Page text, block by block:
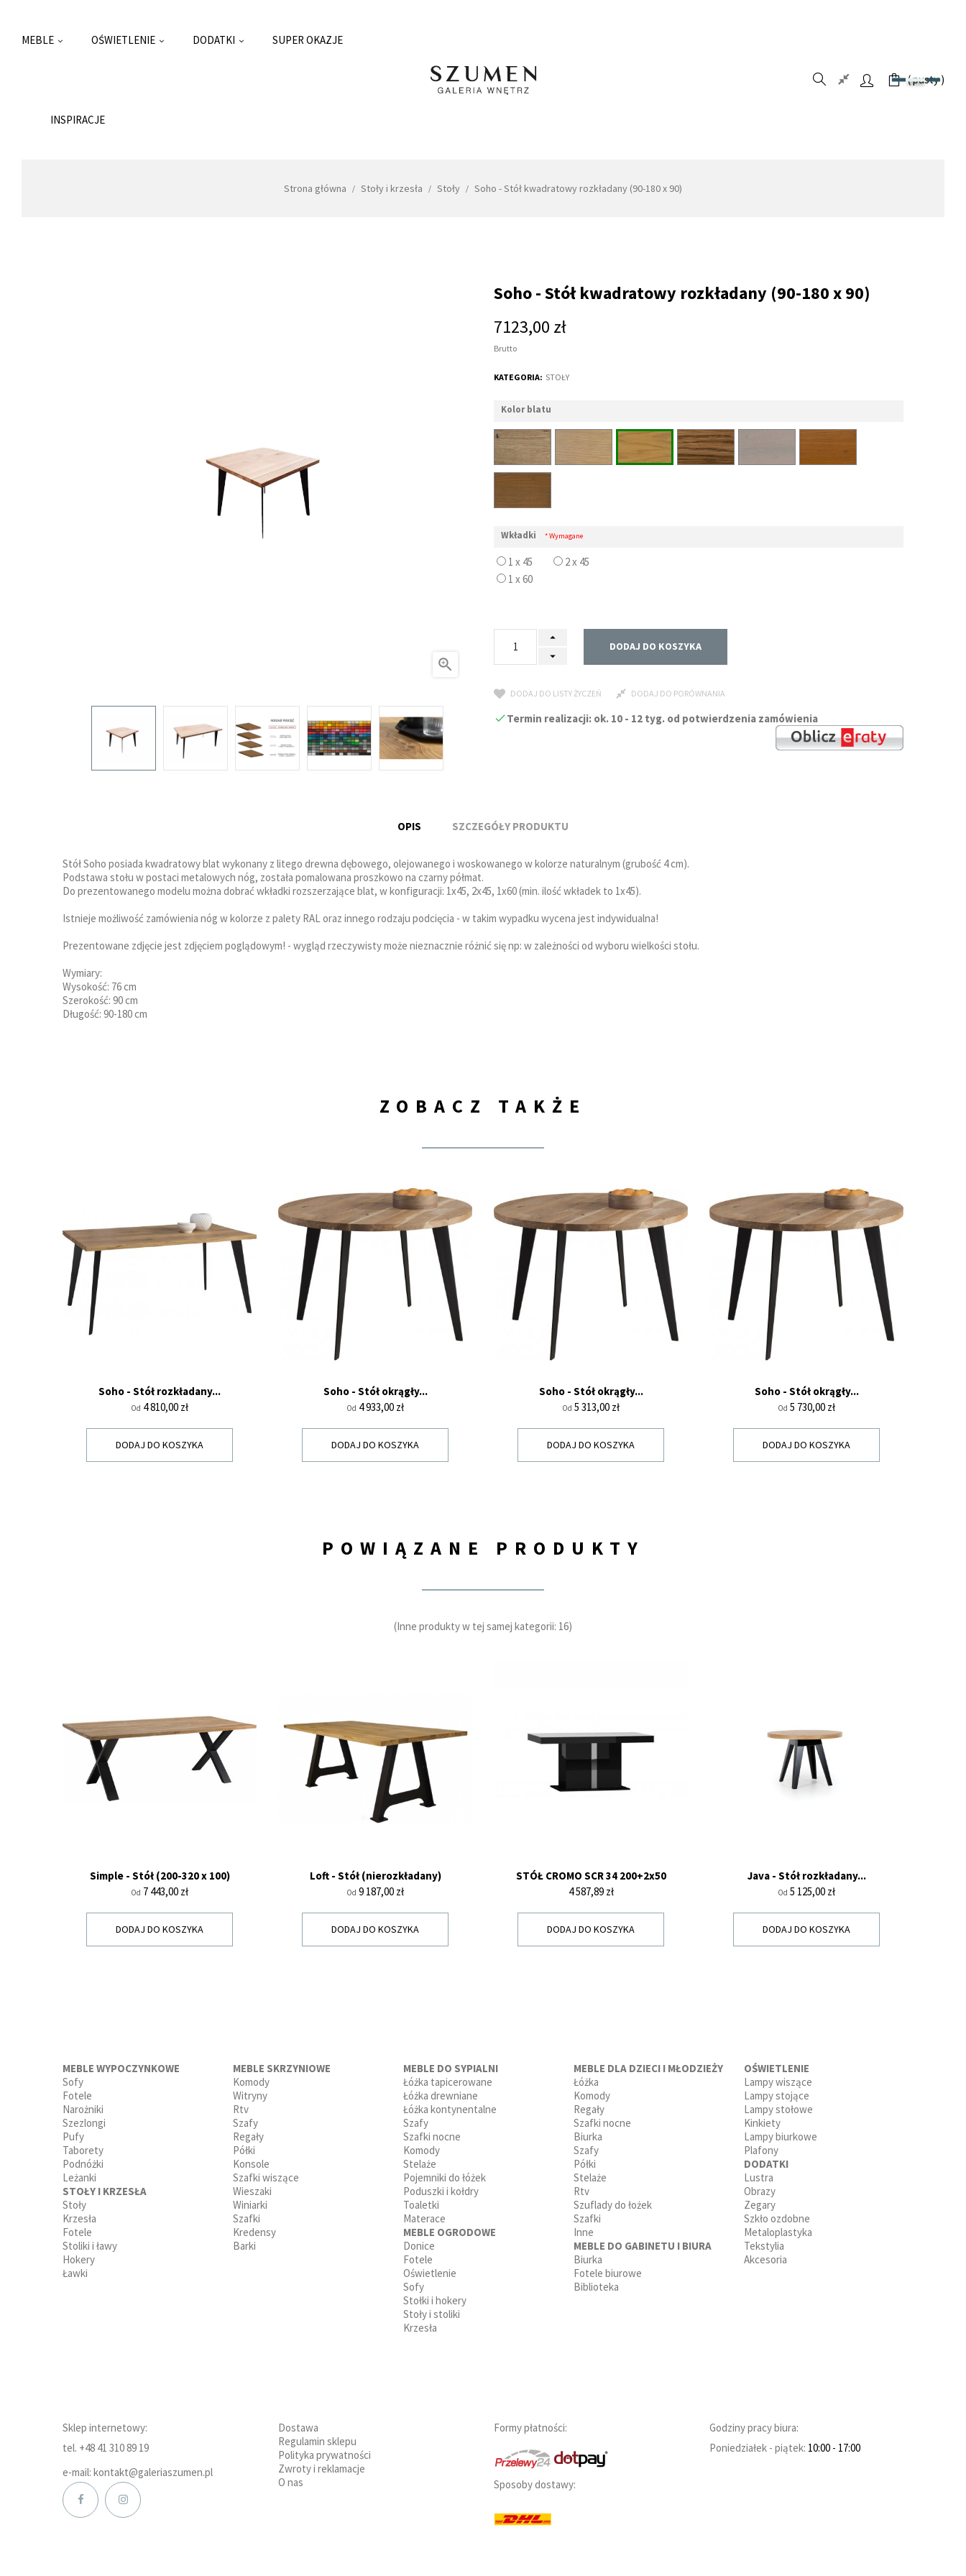
MEBLE OŚWIETLENIE DODATKI SUPER OKAZJE
INSPIRACJE
pusty
Strona główna Stoły i krzesła Stoły Soho - Stół kwadratowy rozkładany (90-180 x 90)

Soho - Stół kwadratowy rozkładany (90-180 x 90)
7123,00 zł
Brutto
KATEGORIA: STOŁY
Kolor blatu
Wkładki * Wymagane
1 x 45
2 x 45
1 x 60
DODAJ DO KOSZYKA
DODAJ DO LISTY ŻYCZEŃ DODAJ DO PORÓWNANIA
Termin realizacji: ok. 10 - 12 tyg. od potwierdzenia zamówienia
OPIS SZCZEGÓŁY PRODUKTU
Stół Soho posiada kwadratowy blat wykonany z litego drewna dębowego, olejowanego i woskowanego w kolorze naturalnym (grubość 4 cm).
Podstawa stołu w postaci metalowych nóg, została pomalowana proszkowo na czarny półmat.
Do prezentowanego modelu można dobrać wkładki rozszerzające blat, w konfiguracji: 1x45, 2x45, 1x60 (min. ilość wkładek to 1x45).
Istnieje możliwość zamówienia nóg w kolorze z palety RAL oraz innego rodzaju podcięcia - w takim wypadku wycena jest indywidualna!
Prezentowane zdjęcie jest zdjęciem poglądowym! - wygląd rzeczywisty może nieznacznie różnić się np: w zależności od wyboru wielkości stołu.
Wymiary:
Wysokość: 76 cm
Szerokość: 90 cm
Długość: 90-180 cm
ZOBACZ TAKŻE
Soho - Stół rozkładany...
Od Cena
4 810,00 zł
DODAJ DO KOSZYKA
Soho - Stół okrągły...
Od Cena
4 933,00 zł
DODAJ DO KOSZYKA
Soho - Stół okrągły...
Od Cena
5 313,00 zł
DODAJ DO KOSZYKA
Soho - Stół okrągły...
Od Cena
5 730,00 zł
DODAJ DO KOSZYKA
POWIĄZANE PRODUKTY
(Inne produkty w tej samej kategorii: 16)
Simple - Stół (200-320 x 100)
Od Cena
7 443,00 zł
DODAJ DO KOSZYKA
Loft - Stół (nierozkładany)
Od Cena
9 187,00 zł
DODAJ DO KOSZYKA
STÓŁ CROMO SCR 34 200+2x50
Cena
4 587,89 zł
DODAJ DO KOSZYKA
Java - Stół rozkładany...
Od Cena
5 125,00 zł
DODAJ DO KOSZYKA
MEBLE WYPOCZYNKOWE
Sofy
Fotele
Narożniki
Szezlongi
Pufy
Taborety
Podnóżki
Leżanki
STOŁY I KRZESŁA
Stoły
Krzesła
Fotele
Stoliki i ławy
Hokery
Ławki
MEBLE SKRZYNIOWE
Komody
Witryny
Rtv
Szafy
Regały
Półki
Konsole
Szafki wiszące
Wieszaki
Winiarki
Szafki
Kredensy
Barki
MEBLE DO SYPIALNI
Łóżka tapicerowane
Łóżka drewniane
Łóżka kontynentalne
Szafy
Szafki nocne
Komody
Stelaże
Pojemniki do łóżek
Poduszki i kołdry
Toaletki
Materace
MEBLE OGRODOWE
Donice
Fotele
Oświetlenie
Sofy
Stołki i hokery
Stoły i stoliki
Krzesła
MEBLE DLA DZIECI I MŁODZIEŻY
Łóżka
Komody
Regały
Szafki nocne
Biurka
Szafy
Półki
Stelaże
Rtv
Szuflady do łożek
Szafki
Inne
MEBLE DO GABINETU I BIURA
Biurka
Fotele biurowe
Biblioteka
OŚWIETLENIE
Lampy wiszące
Lampy stojące
Lampy stołowe
Kinkiety
Lampy biurkowe
Plafony
DODATKI
Lustra
Obrazy
Zegary
Szkło ozdobne
Metaloplastyka
Tekstylia
Akcesoria
Sklep internetowy:
tel. +48 41 310 89 19
e-mail: kontakt@galeriaszumen.pl
Dostawa
Regulamin sklepu
Polityka prywatności
Zwroty i reklamacje
O nas
Formy płatności:
Sposoby dostawy:
Godziny pracy biura:
Poniedziałek - piątek: 10:00 - 17:00